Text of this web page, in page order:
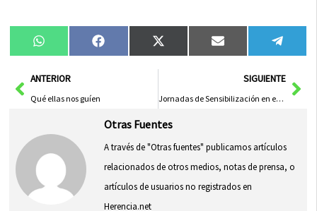
Compartir
en
WhatsAppCompartir
en
FacebookCompartir
en
X
(Twitter)
Compartir
en
Email
en
AntANTERIOR
Qué ellas nos guíen
SIGUIENTE
Jornadas de Sensibilización en el Centro Ocupacional El Picazuelo
Otras Fuentes
A través de "Otras fuentes" publicamos artículos
relacionados de otros medios, notas de prensa, o
artículos de usuarios no registrados en
Herencia.net